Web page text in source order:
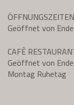
ÖFFNUNGSZEITEN
Geöffnet von
CAFÈ
Geöffnet von
Montag Ruhetag